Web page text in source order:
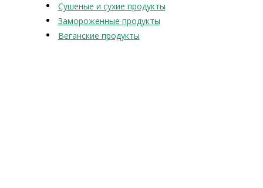
Сушеные и сухие продукты
Замороженные продукты
Веганские продукты